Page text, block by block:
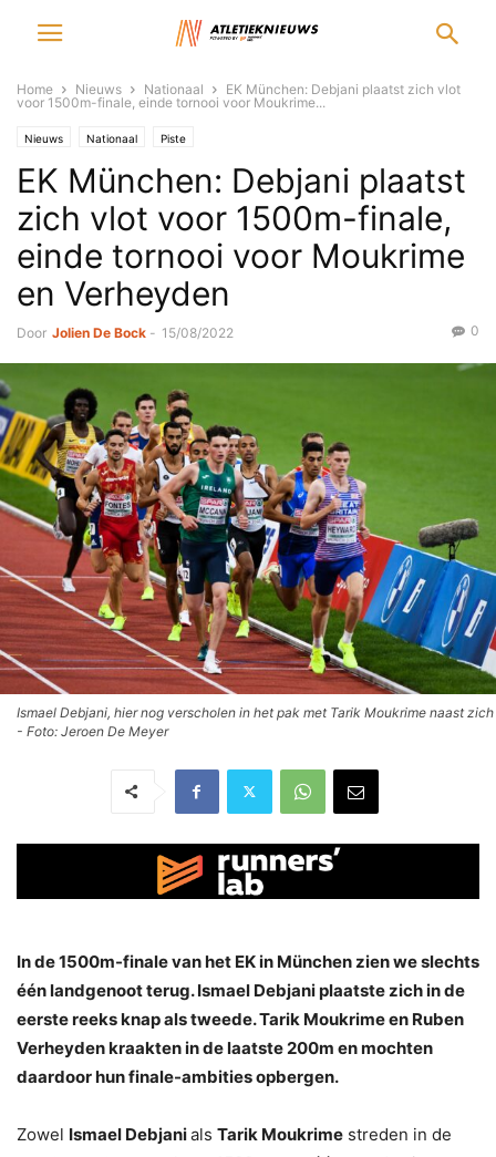
Home Nieuws Nationaal
EK München: Debjani plaatst zich vlot
voor 1500m-finale, einde tornooi voor Moukrime...
Nieuws Nationaal Piste
EK München: Debjani plaatst
zich vlot voor 1500m-finale,
einde tornooi voor Moukrime
en Verheyden
Door Jolien De Bock - 15/08/2022 0
Ismael Debjani, hier nog verscholen in het pak met Tarik Moukrime naast zich
- Foto: Jeroen De Meyer
In de 1500m-finale van het EK in München zien we slechts
één landgenoot terug. Ismael Debjani plaatste zich in de
eerste reeks knap als tweede. Tarik Moukrime en Ruben
Verheyden kraakten in de laatste 200m en mochten
daardoor hun finale-ambities opbergen.
Zowel Ismael Debjanials Tarik Moukrime streden in de